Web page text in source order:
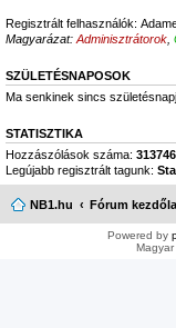
Regisztrált felhasználók:
Magyarázat: Adminisztrátorok
SZÜLETÉSNAPOSOK
Ma senkinek sincs
STATISZTIKA
Hozzászólások száma: 313746
Legújabb regisztrált tagunk:
NB1.hu Fórum
Powered by